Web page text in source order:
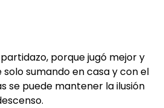
porque jugó mejor y
sumando en casa y con el
se puede mantener la ilusión